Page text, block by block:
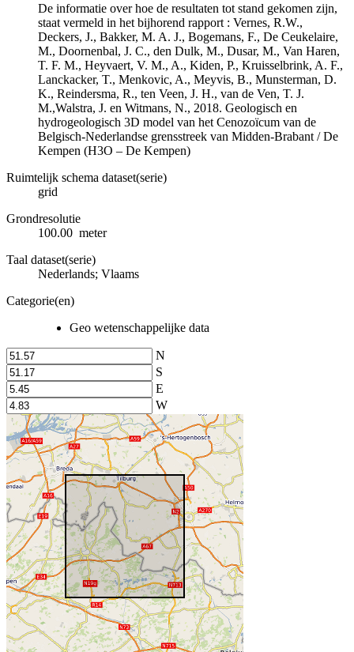
De informatie over hoe de resultaten tot stand gekomen zijn,
staat vermeld in het bijhorend rapport : Vernes, R.W.,
Deckers, J., Bakker, M. A. J., Bogemans, F., De Ceukelaire,
M., Doornenbal, J. C., den Dulk, M., Dusar, M., Van Haren,
T. F. M., Heyvaert, V. M., A., Kiden, P., Kruisselbrink, A. F.,
Lanckacker, T., Menkovic, A., Meyvis, B., Munsterman, D.
K., Reindersma, R., ten Veen, J. H., van de Ven, T. J.
M.,Walstra, J. en Witmans, N., 2018. Geologisch en
hydrogeologisch 3D model van het Cenozoïcum van de
Belgisch-Nederlandse grensstreek van Midden-Brabant / De
Kempen (H3O – De Kempen)
Ruimtelijk schema dataset(serie)
grid
Grondresolutie
100.00 meter
Taal dataset(serie)
Nederlands; Vlaams
Categorie(en)
Geo wetenschappelijke data
N
S
E
W